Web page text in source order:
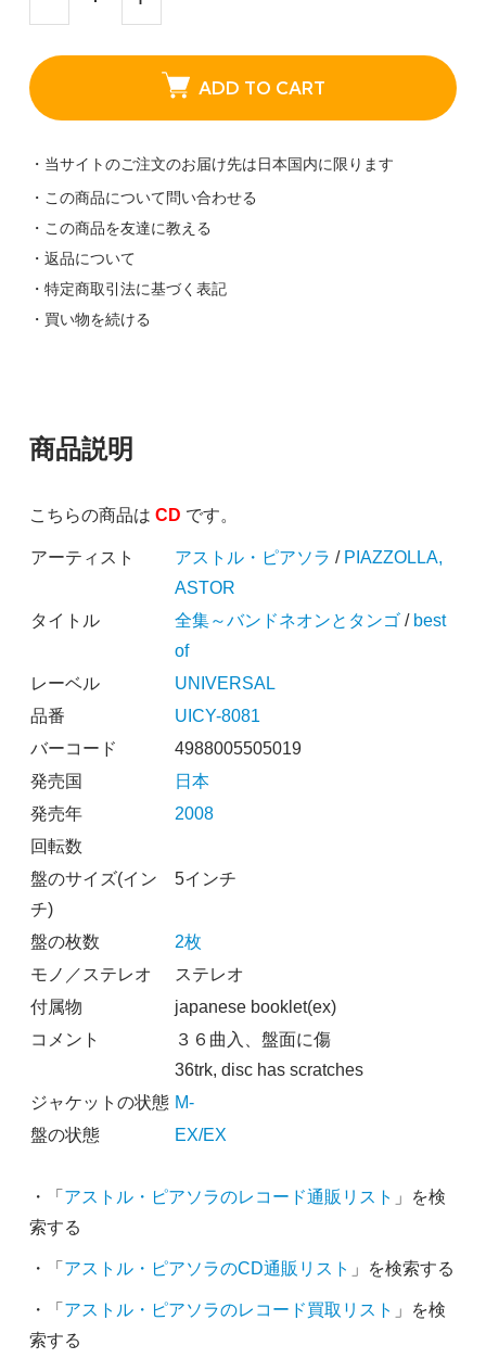
ADD TO CART
・当サイトのご注文のお届け先は日本国内に限ります
・この商品について問い合わせる
・この商品を友達に教える
・返品について
・特定商取引法に基づく表記
・買い物を続ける
商品説明
こちらの商品は CD です。
アーティスト アストル・ピアソラ / PIAZZOLLA,
ASTOR
タイトル
全集～バンドネオンとタンゴ/ best
of
レーベル
UNIVERSAL
品番
UICY-8081
バーコード
4988005505019
発売国
日本
発売年
2008
回転数
盤のサイズ(イン
チ)
5インチ
盤の枚数
2枚
モノ／ステレオ
ステレオ
付属物
japanese booklet(ex)
コメント
３６曲入、盤面に傷
36trk, disc has scratches
ジャケットの状態 M-
盤の状態
EX/EX
・「 アストル・ピアソラのレコード通販リスト 」を検
索する
・「 アストル・ピアソラのCD通販リスト 」を検索する
・「 アストル・ピアソラのレコード買取リスト 」を検
索する